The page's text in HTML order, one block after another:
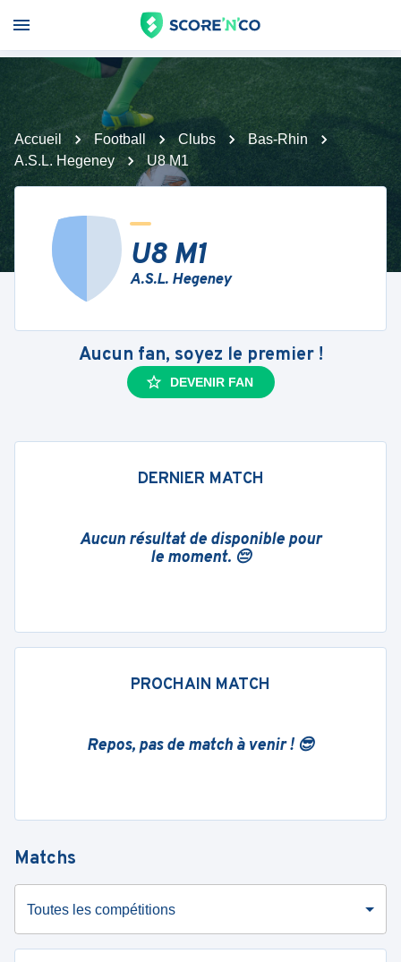
Accueil Football Clubs
Bas-Rhin
A.S.L. Hegeney
U8 M1
U8 M1
A.S.L. Hegeney
Aucun fan, soyez le premier !
DEVENIR FAN
DERNIER MATCH
Aucun résultat de disponible pour
le moment. 😔
PROCHAIN MATCH
Repos, pas de match à venir ! 😎
Matchs
Toutes les compétitions